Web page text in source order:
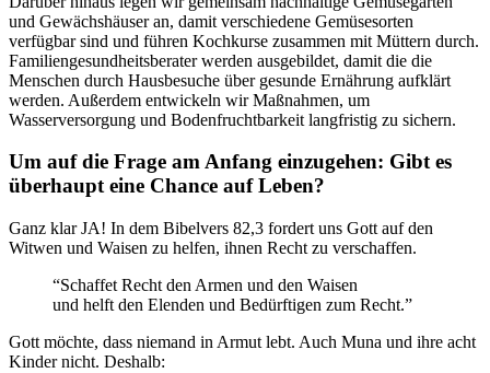
und Gewächshäuser an, damit verschiedene Gemüsesorten
verfügbar sind und führen Kochkurse zusammen mit Müttern durch.
Familiengesundheitsberater werden ausgebildet, damit die die
Menschen durch Hausbesuche über gesunde Ernährung aufklärt
werden. Außerdem entwickeln wir Maßnahmen, um
Wasserversorgung und Bodenfruchtbarkeit langfristig zu sichern.
Um auf die Frage am Anfang einzugehen: Gibt es
überhaupt eine Chance auf Leben?
Ganz klar JA! In dem Bibelvers 82,3 fordert uns Gott auf den
Witwen und Waisen zu helfen, ihnen Recht zu verschaffen.
“Schaffet Recht den Armen und den Waisen
und helft den Elenden und Bedürftigen zum Recht.”
Gott möchte, dass niemand in Armut lebt. Auch Muna und ihre acht
Kinder nicht. Deshalb: